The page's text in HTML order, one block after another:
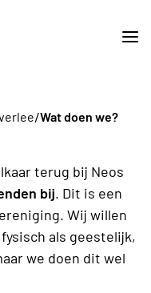
/Wat doen we?
terug bij Neos
bij. Dit is een
Wij willen
als geestelijk,
we doen dit wel